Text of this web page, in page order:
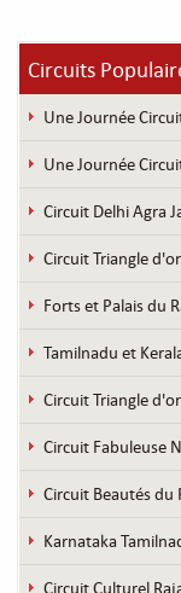
Circuits
Une Journée
Une Journée
Circuit Delhi Agra
Circuit Triangle
Forts et Palais du
Tamilnadu et
Circuit Triangle
Circuit Fabuleuse
Circuit Beautés du
Karnataka
Circuit Culturel